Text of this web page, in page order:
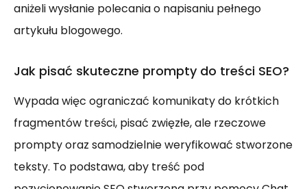
aniżeli wysłanie polecania o napisaniu pełnego
artykułu blogowego.
Jak pisać skuteczne prompty do treści SEO?
Wypada więc ograniczać komunikaty do krótkich
fragmentów treści, pisać zwięzłe, ale rzeczowe
prompty oraz samodzielnie weryfikować stworzone
teksty. To podstawa, aby treść pod